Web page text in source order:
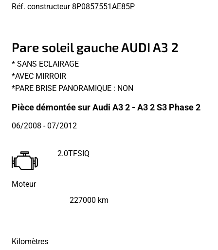
Réf. constructeur8P0857551AE85P
Pare soleil gauche AUDI A3 2
* SANS ECLAIRAGE
*AVEC MIRROIR
*PARE BRISE PANORAMIQUE : NON
Pièce démontée sur Audi A3 2 - A3 2 S3 Phase 2
06/2008- 07/2012
Moteur
2.0TFSIQ
Kilomètres
227000 km